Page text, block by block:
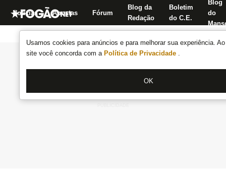
Usamos cookies para anúncios e para melhorar sua experiência.
site você concorda com a Política de Privacidade .
OK
Notícias Apostas Fórum
Blog da
Redação
Boletim
do C.E.
Blog
do